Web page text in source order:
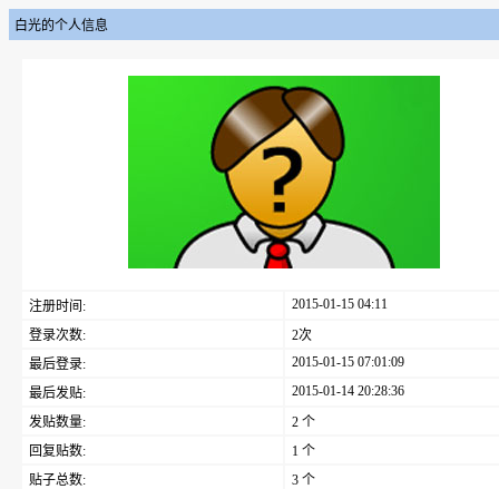
白光的个人信息
注册时间:
2015-01-15 04:11
登录次数:
2次
最后登录:
2015-01-15 07:01:09
最后发贴:
2015-01-14 20:28:36
发贴数量:
2 个
回复贴数:
1 个
贴子总数:
3 个